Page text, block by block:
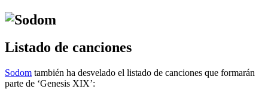
Listado de canciones
Sodom también ha desvelado el listado de canciones que formarán
parte de ‘Genesis XIX’: